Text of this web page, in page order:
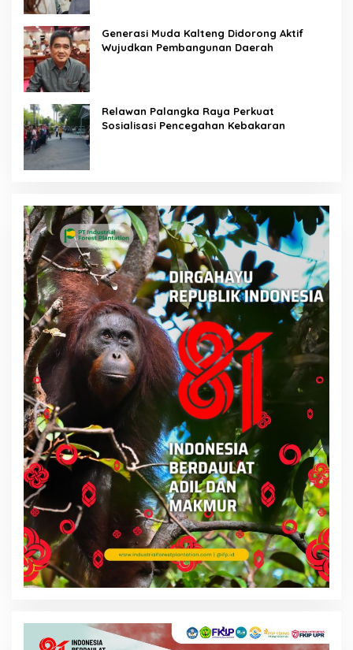
Generasi Muda Kalteng Didorong Aktif
Wujudkan Pembangunan Daerah
Relawan Palangka Raya Perkuat
Sosialisasi Pencegahan Kebakaran